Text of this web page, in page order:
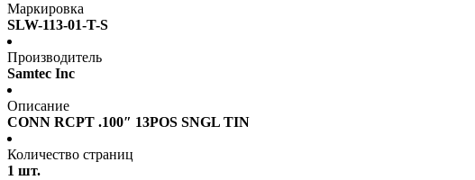
Маркировка
SLW-113-01-T-S
Производитель
Samtec Inc
Описание
CONN RCPT .100″ 13POS SNGL TIN
Количество страниц
1 шт.